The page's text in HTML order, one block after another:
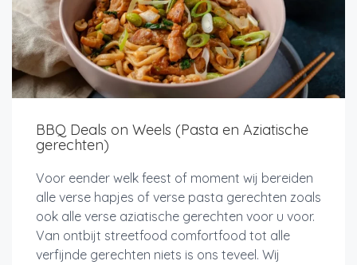
BBQ Deals on Weels (Pasta en Aziatische
gerechten)
Voor eender welk feest of moment wij bereiden
alle verse hapjes of verse pasta gerechten zoals
ook alle verse aziatische gerechten voor u voor.
Van ontbijt streetfood comfortfood tot alle
verfijnde gerechten niets is ons teveel. Wij